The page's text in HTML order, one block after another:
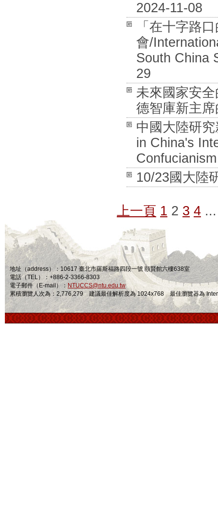
2024-11-08
「在十字路
會/
South China
29
未來國家安
德智庫新主
中國大陸研
in China's
10/23國大陸
上一頁 1 2 3 4 ...
地址（address）：10617 臺北市羅斯福路四段一號 頤賢館六樓638室
電話（TEL）：+886-2-3366-8303
電子郵件（E-mail）： NTUCCS@ntu.edu.tw
累積瀏覽人次為：2,776,279 建議最佳解析度為 1024x768 最佳瀏覽器為